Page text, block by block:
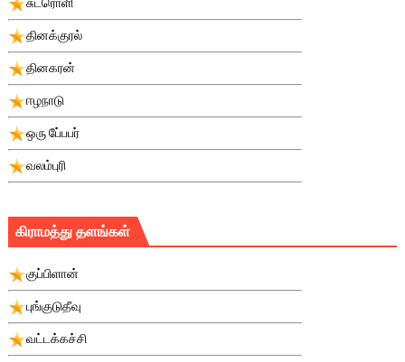
தினக்குரல்
தினகரன்
ஈழநாடு
ஒரு பே்பபர்
வலம்புரி
கிராமத்து தளங்கள்
குப்பிளான்
புங்குடுதீவு
வட்டக்கச்சி